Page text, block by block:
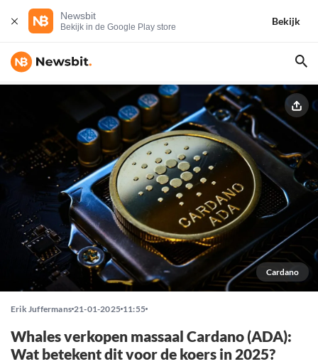
Newsbit
Bekijk in de Google Play store
Bekijk
Cardano
Erik Juffermans 21-01-2025 11:55
Whales verkopen massaal Cardano (ADA):
Wat betekent dit voor de koers in 2025?